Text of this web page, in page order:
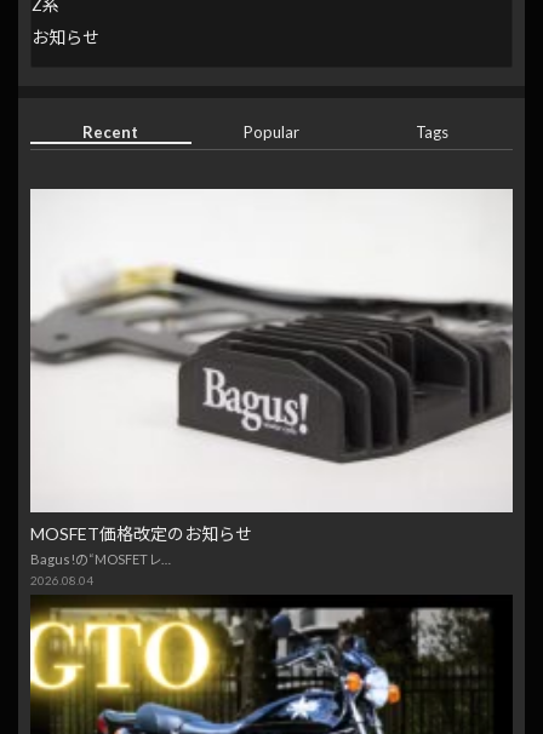
Z系
お知らせ
Recent Popular Tags
MOSFET価格改定のお知らせ
Bagus!の“MOSFETレ…
2026.08.04